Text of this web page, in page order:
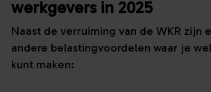
werkgevers in 2025
Naast de verruiming van de WKR zijn
andere belastingvoordelen waar je
kunt maken: